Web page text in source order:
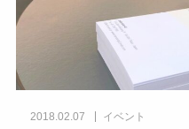
2018.02.07 イベント